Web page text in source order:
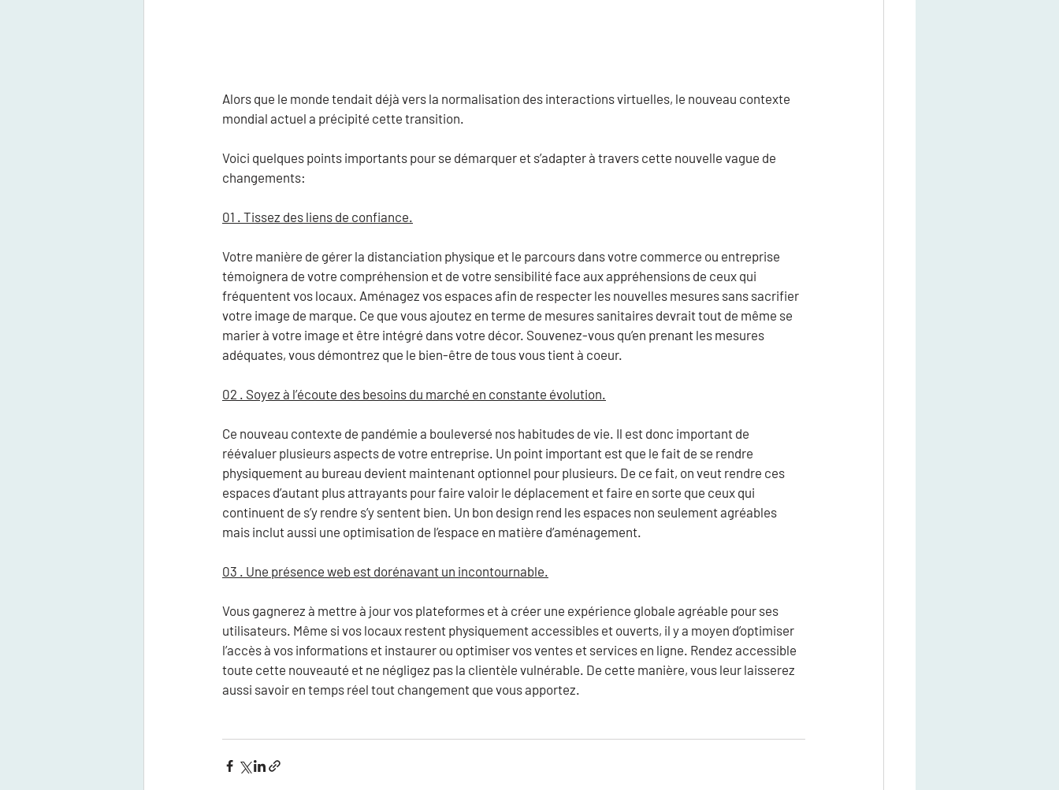
Alors que le monde tendait déjà vers la normalisation des interactions virtuelles, le nouveau contexte
mondial actuel a précipité cette transition.
Voici quelques points importants pour se démarquer et s’adapter à travers cette nouvelle vague de
changements:
01 . Tissez des liens de confiance.
Votre manière de gérer la distanciation physique et le parcours dans votre commerce ou entreprise
témoignera de votre compréhension et de votre sensibilité face aux appréhensions de ceux qui
fréquentent vos locaux. Aménagez vos espaces afin de respecter les nouvelles mesures sans sacrifier
votre image de marque. Ce que vous ajoutez en terme de mesures sanitaires devrait tout de même se
marier à votre image et être intégré dans votre décor. Souvenez-vous qu’en prenant les mesures
adéquates, vous démontrez que le bien-être de tous vous tient à coeur.
02 . Soyez à l’écoute des besoins du marché en constante évolution.
Ce nouveau contexte de pandémie a bouleversé nos habitudes de vie. Il est donc important de
réévaluer plusieurs aspects de votre entreprise. Un point important est que le fait de se rendre
physiquement au bureau devient maintenant optionnel pour plusieurs. De ce fait, on veut rendre ces
espaces d’autant plus attrayants pour faire valoir le déplacement et faire en sorte que ceux qui
continuent de s’y rendre s’y sentent bien. Un bon design rend les espaces non seulement agréables
mais inclut aussi une optimisation de l’espace en matière d’aménagement.
03 . Une présence web est dorénavant un incontournable.
Vous gagnerez à mettre à jour vos plateformes et à créer une expérience globale agréable pour ses
utilisateurs. Même si vos locaux restent physiquement accessibles et ouverts, il y a moyen d’optimiser
l’accès à vos informations et instaurer ou optimiser vos ventes et services en ligne. Rendez accessible
toute cette nouveauté et ne négligez pas la clientèle vulnérable. De cette manière, vous leur laisserez
aussi savoir en temps réel tout changement que vous apportez.